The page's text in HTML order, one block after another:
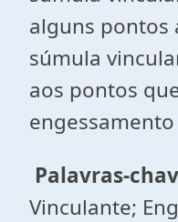
alguns pontos
súmula
aos pontos
Palavras-
Vinculante;